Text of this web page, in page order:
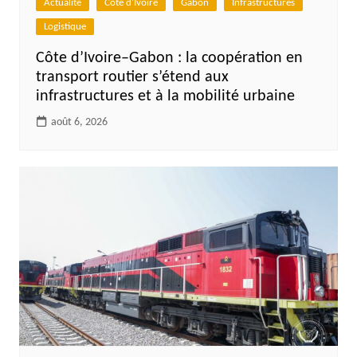
Actualité Côte d'Ivoire Gabon Infrastructures
Logistique
Côte d’Ivoire–Gabon : la coopération en
transport routier s’étend aux
infrastructures et à la mobilité urbaine
août 6, 2026